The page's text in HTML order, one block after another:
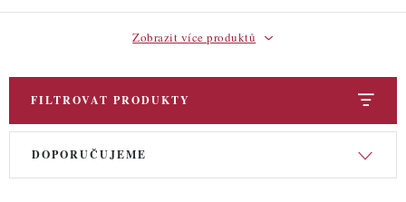
Nepřevzetí zásilky na dobírku
Obchodní podmínky
Blog
Moje objednávka
Zobrazit více produktů
FILTROVAT PRODUKTY
V
Ř DOPORUČUJEME